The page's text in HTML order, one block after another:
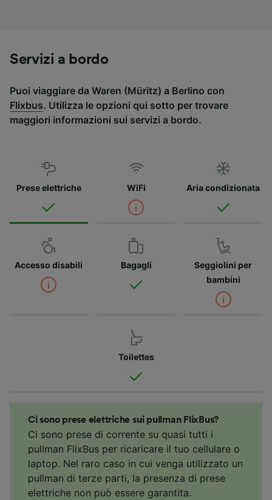
Servizi a bordo
Puoi viaggiare da Waren (Müritz) a Berlino con
Flixbus. Utilizza le opzioni qui sotto per trovare
maggiori informazioni sui servizi a bordo.
Prese elettriche WiFi Aria condizionata
Accesso disabili Bagagli
Seggiolini per
bambini
Toilettes
Ci sono prese elettriche sui pullman FlixBus?
Ci sono prese di corrente su quasi tutti i
pullman FlixBus per ricaricare il tuo cellulare o
laptop. Nel raro caso in cui venga utilizzato un
pullman di terze parti, la presenza di prese
elettriche non può essere garantita.